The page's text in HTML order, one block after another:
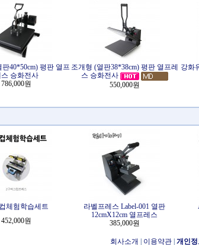
40*50cm) 평판 열프
승화전사
786,000원
조개형 (열판38*38cm) 평판 열프레
스 승화전사
550,000원
강화
체험학습세트
452,000원
라벨프레스 Label-001 열판
12cmX12cm 열프레스
385,000원
회사소개 이용약관 개인정